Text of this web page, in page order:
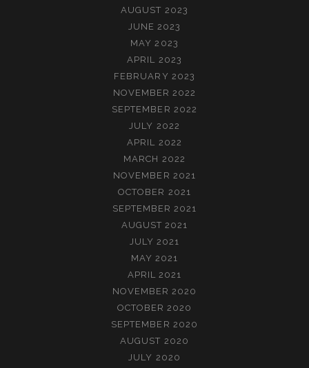
AUGUST 2023
JUNE 2023
MAY 2023
APRIL 2023
FEBRUARY 2023
NOVEMBER 2022
SEPTEMBER 2022
JULY 2022
APRIL 2022
MARCH 2022
NOVEMBER 2021
OCTOBER 2021
SEPTEMBER 2021
AUGUST 2021
JULY 2021
MAY 2021
APRIL 2021
NOVEMBER 2020
OCTOBER 2020
SEPTEMBER 2020
AUGUST 2020
JULY 2020